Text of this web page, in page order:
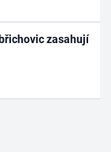
zasahují